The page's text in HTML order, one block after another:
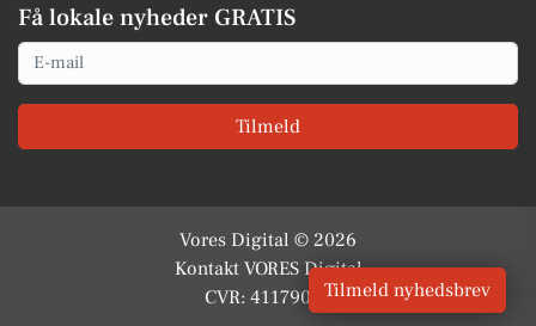
Få lokale nyheder GRATIS
Email
Tilmeld
Vores Digital © 2026
Kontakt VORES Digital
CVR: 41179082Tilmeld nyhedsbrev